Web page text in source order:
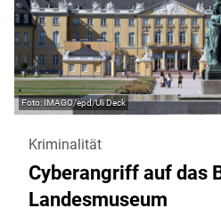
IMAGO/epd/Uli Deck
Kriminalität
Cyberangriff auf das
Landesmuseum